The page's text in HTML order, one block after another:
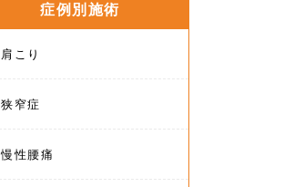
症例別施術
肩こり
狭窄症
慢性腰痛